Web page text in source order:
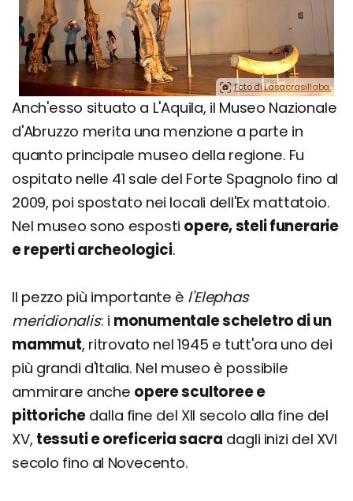
Foto di Lasacrasillaba.
Anch'esso situato a L'Aquila, il Museo Nazionale
d'Abruzzo merita una menzione a parte in
quanto principale museo della regione. Fu
ospitato nelle 41 sale del Forte Spagnolo fino al
2009, poi spostato nei locali dell'Ex mattatoio.
Nel museo sono esposti opere, steli funerarie
e reperti archeologici.
Il pezzo più importante è l'Elephas
meridionalis: i monumentale scheletro di un
mammut, ritrovato nel 1945 e tutt'ora uno dei
più grandi d'Italia. Nel museo è possibile
ammirare anche opere scultoree e
pittoriche dalla fine del XII secolo alla fine del
XV, tessuti e oreficeria sacra dagli inizi del XVI
secolo fino al Novecento.